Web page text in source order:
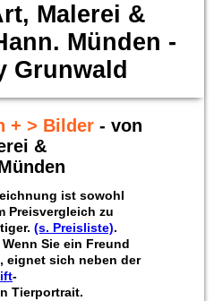
Malerei &
Münden -
Grunwald
+ > Bilder- von
&
ist sowohl
Preisvergleich zu
(s. Preisliste).
Sie ein Freund
eignet sich neben der
-
Tierportrait.